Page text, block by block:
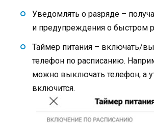
Уведомлять о разряде –
и предупреждения о быстром
Таймер питания – включать/
телефон по расписанию.
можно выключать телефон, а
включится.